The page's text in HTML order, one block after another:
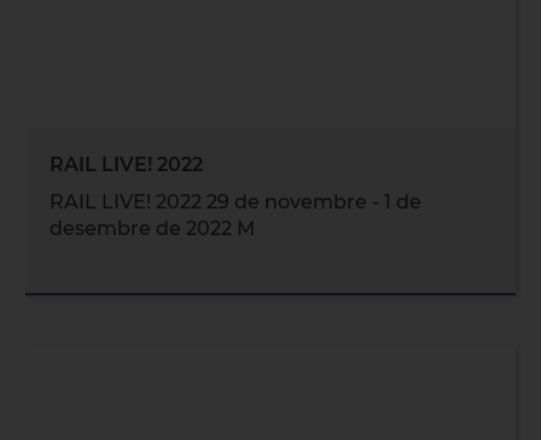
RAIL LIVE! 2022
RAIL LIVE! 2022 29 de novembre - 1 de
desembre de 2022 M